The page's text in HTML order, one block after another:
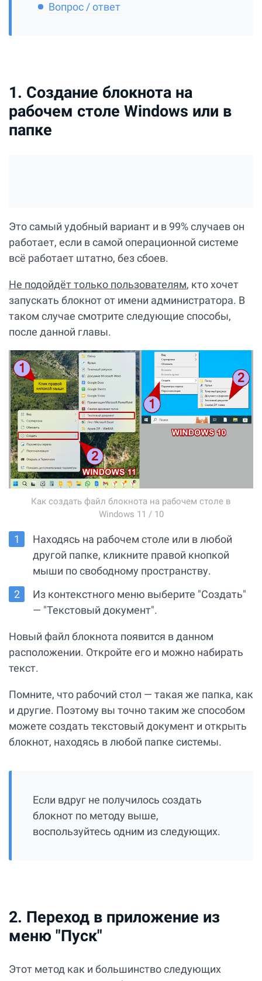
Вопрос / ответ
1. Создание блокнота на
рабочем столе Windows или в
папке
Это самый удобный вариант и в 99% случаев он
работает, если в самой операционной системе
всё работает штатно, без сбоев.
Не подойдёт только пользователям, кто хочет
запускать блокнот от имени администратора. В
таком случае смотрите следующие способы,
после данной главы.
Как создать файл блокнота на рабочем столе в
Windows 11 / 10
Находясь на рабочем столе или в любой
другой папке, кликните правой кнопкой
мыши по свободному пространству.
Из контекстного меню выберите "Создать"
— "Текстовый документ".
Новый файл блокнота появится в данном
расположении. Откройте его и можно набирать
текст.
Помните, что рабочий стол — такая же папка, как
и другие. Поэтому вы точно таким же способом
можете создать текстовый документ и открыть
блокнот, находясь в любой папке системы.
Если вдруг не получилось создать
блокнот по методу выше,
воспользуйтесь одним из следующих.
2. Переход в приложение из
меню "Пуск"
Этот метод как и большинство следующих